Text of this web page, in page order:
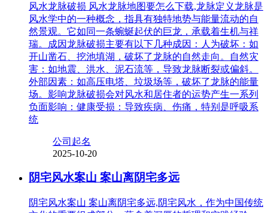
风水龙脉破损 风水龙脉地图要怎么下载,龙脉定义龙脉是
风水学中的一种概念，指具有独特地势与能量流动的自
然景观。它如同一条蜿蜒起伏的巨龙，承载着生机与祥
瑞。成因龙脉破损主要有以下几种成因：人为破坏：如
开山凿石、挖池填湖，破坏了龙脉的自然走向。自然灾
害：如地震、洪水、泥石流等，导致龙脉断裂或偏斜。
外部因素：如高压电塔、垃圾场等，破坏了龙脉的能量
场。影响龙脉破损会对风水和居住者的运势产生一系列
负面影响：健康受损：导致疾病、伤痛，特别是呼吸系
统
公司起名
2025-10-20
阴宅风水案山 案山离阴宅多远
阴宅风水案山 案山离阴宅多远,阴宅风水，作为中国传统